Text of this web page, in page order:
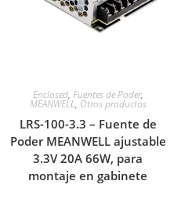
Enclosed, Fuentes de Poder,
MEANWELL, Otros productos
LRS-100-3.3 – Fuente de
Poder MEANWELL ajustable
3.3V 20A 66W, para
montaje en gabinete